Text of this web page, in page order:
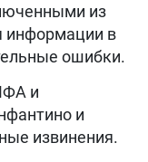
из
информации в
ошибки.
и
и
извинения.